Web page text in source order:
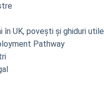
în UK, povești și ghiduri utile
Pathway